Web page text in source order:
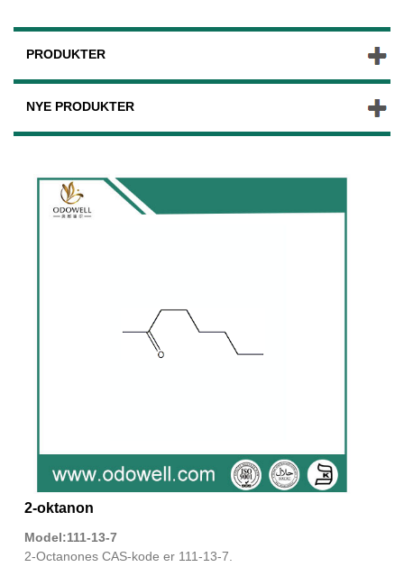
PRODUKTER
NYE PRODUKTER
2-oktanon
Model:111-13-7
2-Octanones CAS-kode er 111-13-7.